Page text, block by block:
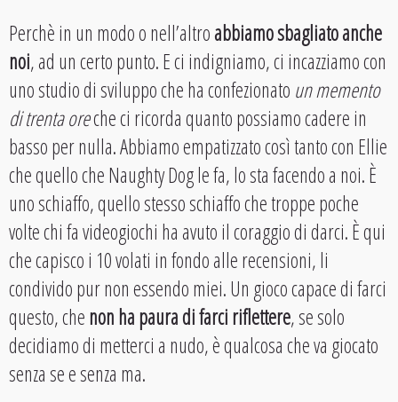
Perchè in un modo o nell’altroabbiamo sbagliato anche
noi, ad un certo punto. E ci indigniamo, ci incazziamo con
uno studio di sviluppo che ha confezionato un memento
di trenta oreche ci ricorda quanto possiamo cadere in
basso per nulla. Abbiamo empatizzato così tanto con Ellie
che quello che Naughty Dog le fa, lo sta facendo a noi. È
uno schiaffo, quello stesso schiaffo che troppe poche
volte chi fa videogiochi ha avuto il coraggio di darci. È qui
che capisco i 10 volati in fondo alle recensioni, li
condivido pur non essendo miei. Un gioco capace di farci
questo, chenon ha paura di farci riflettere, se solo
decidiamo di metterci a nudo, è qualcosa che va giocato
senza se e senza ma.